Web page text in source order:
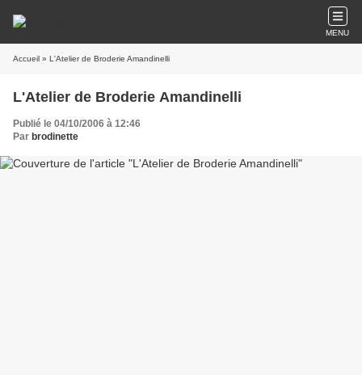
MENU
Accueil » L'Atelier de Broderie Amandinelli
L'Atelier de Broderie Amandinelli
Publié le 04/10/2006 à 12:46
Par brodinette